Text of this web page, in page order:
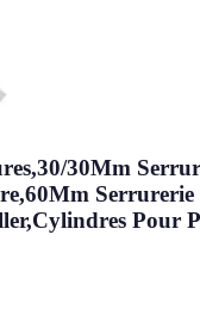
30Mm
Serrurerie
Pour